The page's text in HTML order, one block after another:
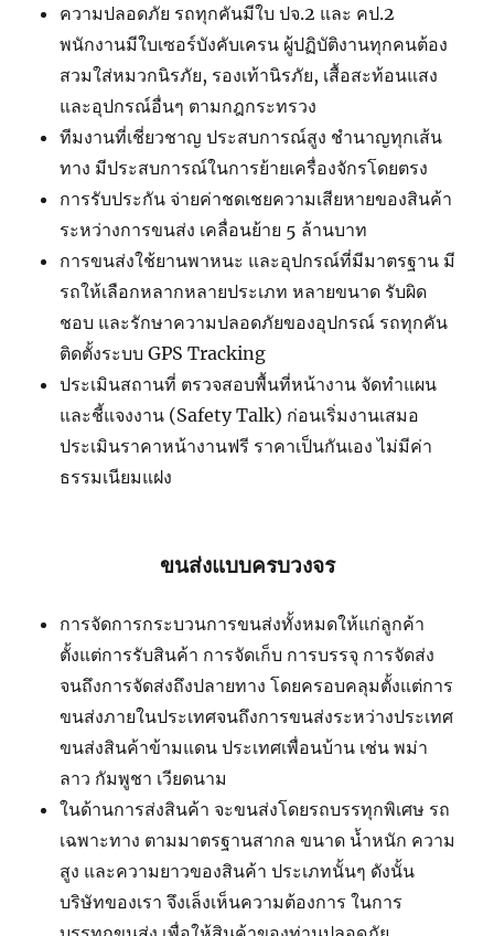
ความปลอดภัย รถทุกคันมีใบ ปจ.2 และ คป.2
พนักงานมีใบเซอร์บังคับเครน ผู้ปฏิบัติงานทุกคนต้อง
สวมใส่หมวกนิรภัย, รองเท้านิรภัย, เสื้อสะท้อนแสง
และอุปกรณ์อื่นๆ ตามกฎกระทรวง
ทีมงานที่เชี่ยวชาญ ประสบการณ์สูง ชำนาญทุกเส้น
ทาง มีประสบการณ์ในการย้ายเครื่องจักรโดยตรง
การรับประกัน จ่ายค่าชดเชยความเสียหายของสินค้า
ระหว่างการขนส่ง เคลื่อนย้าย 5 ล้านบาท
การขนส่งใช้ยานพาหนะ และอุปกรณ์ที่มีมาตรฐาน มี
รถให้เลือกหลากหลายประเภท หลายขนาด รับผิด
ชอบ และรักษาความปลอดภัยของอุปกรณ์ รถทุกคัน
ติดตั้งระบบ GPS Tracking
ประเมินสถานที่ ตรวจสอบพื้นที่หน้างาน จัดทำแผน
และชี้แจงงาน (Safety Talk) ก่อนเริ่มงานเสมอ
ประเมินราคาหน้างานฟรี ราคาเป็นกันเอง ไม่มีค่า
ธรรมเนียมแฝง
ขนส่งแบบครบวงจร
การจัดการกระบวนการขนส่งทั้งหมดให้แก่ลูกค้า
ตั้งแต่การรับสินค้า การจัดเก็บ การบรรจุ การจัดส่ง
จนถึงการจัดส่งถึงปลายทาง โดยครอบคลุมตั้งแต่การ
ขนส่งภายในประเทศจนถึงการขนส่งระหว่างประเทศ
ขนส่งสินค้าข้ามแดน ประเทศเพื่อนบ้าน เช่น พม่า
ลาว กัมพูชา เวียดนาม
ในด้านการส่งสินค้า จะขนส่งโดยรถบรรทุกพิเศษ รถ
เฉพาะทาง ตามมาตรฐานสากล ขนาด น้ำหนัก ความ
สูง และความยาวของสินค้า ประเภทนั้นๆ ดังนั้น
บริษัทของเรา จึงเล็งเห็นความต้องการ ในการ